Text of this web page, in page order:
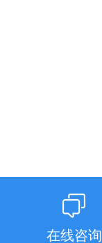
在线咨询